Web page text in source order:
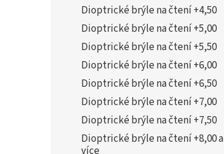
Dioptrické brýle na čtení +4,50
Dioptrické brýle na čtení +5,00
Dioptrické brýle na čtení +5,50
Dioptrické brýle na čtení +6,00
Dioptrické brýle na čtení +6,50
Dioptrické brýle na čtení +7,00
Dioptrické brýle na čtení +7,50
Dioptrické brýle na čtení +8,00 a
více